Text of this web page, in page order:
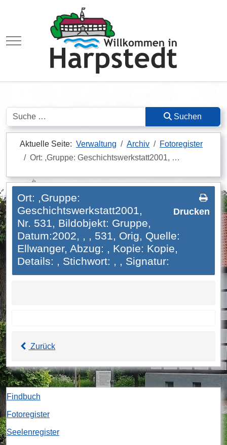
Mobile Menu Toggle
Suchen Suchen
Aktuelle Seite: Verwaltung Archiv
Fotoregister
Ort: ,Gruppe: Geschichtswerkstatt2001, …
Drucken
Ort: ,Gruppe:
Geschichtswerkstatt2001,
Nr. 531, Bildobjekt: Gruppe,
Datum:2002, , , 531, Orig, Quelle:
Ellwanger, Abzug: , Kopie: Kopie,
Details: , Stichwort: , , Signatur:
Zurück
Findbuch
Fotoregister
Seelenregister